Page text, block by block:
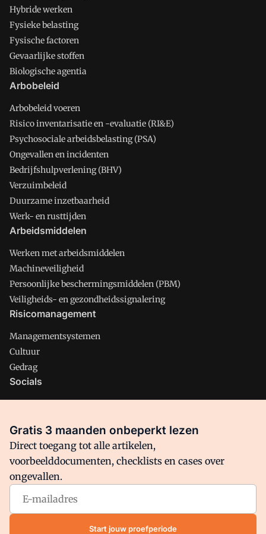
Hybride werken
Fysieke belasting
Fysische factoren
Gevaarlijke stoffen
Biologische agentia
Arbobeleid
Arbobeleid voeren
Risico inventarisatie en -evaluatie (RI&E)
Psychosociale arbeidsbelasting (PSA)
Ongevallen en incidenten
Bedrijfshulpverlening (BHV)
Verzuimbeleid
Duurzame inzetbaarheid
Werk- en rusttijden
Arbeidsmiddelen
Werken met arbeidsmiddelen
Machineveiligheid
Persoonlijke beschermingsmiddelen (PBM)
Veiligheids- en gezondheidssignalering
Risicomanagement
Managementsystemen
Cultuur
Gedrag
Socials
Facebook
Arbo is onderdeel van VMN media. Lees inons manifestwaar
VMN media voor staat. Op gebruik van deze site zijn de
volgende regelingen van toepassing:Algemene Voorwaarden
Privacy en Cookie beleid|Privacy instellingen
Gratis 3 maanden onbeperkt lezen
Direct toegang tot alle artikelen,
voorbeelddocumenten, checklists en cases over
ongevallen.
Start jouw proefperiode